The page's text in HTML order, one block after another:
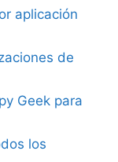
aplicación
de
Geek para
los